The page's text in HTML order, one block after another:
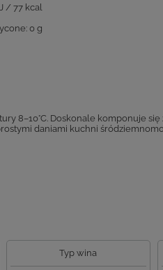
/ 77 kcal
0 g
8–10°C. Doskonale komponuje
daniami kuchni
Typ wina